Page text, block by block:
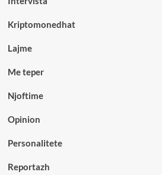
Kriptomonedhat
Lajme
Me teper
Njoftime
Opinion
Personalitete
Reportazh